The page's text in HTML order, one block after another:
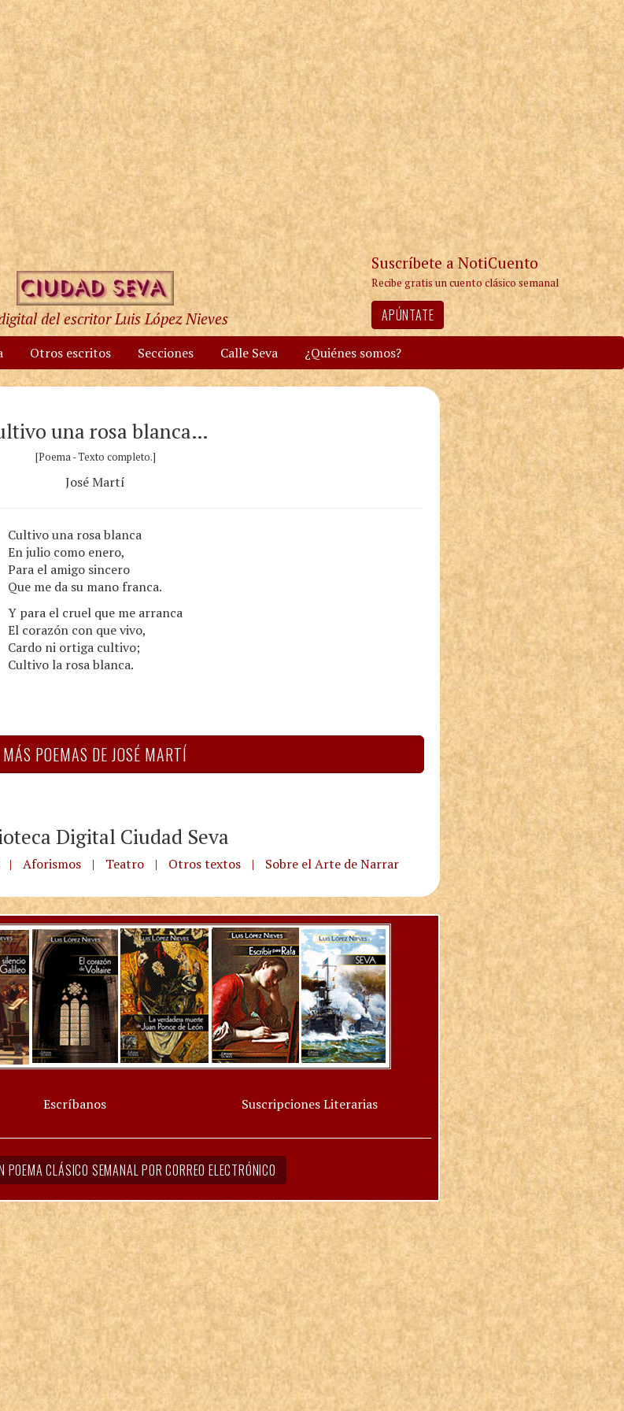
del escritor Luis López Nieves
Suscríbete a NotiCuento
Recibe gratis un cuento clásico semanal
APÚNTATE
Otros escritos Secciones Calle Seva ¿Quiénes somos?
una rosa blanca…
[Poema - Texto completo.]
José Martí
Cultivo una rosa blanca
En julio como enero,
Para el amigo sincero
Que me da su mano franca.
Y para el cruel que me arranca
El corazón con que vivo,
Cardo ni ortiga cultivo;
Cultivo la rosa blanca.
MÁS POEMAS DE JOSÉ MARTÍ
Digital Ciudad Seva
| Aforismos | Teatro | Otros textos | Sobre el Arte de Narrar
Escríbanos Suscripciones Literarias
POEMA CLÁSICO SEMANAL POR CORREO ELECTRÓNICO